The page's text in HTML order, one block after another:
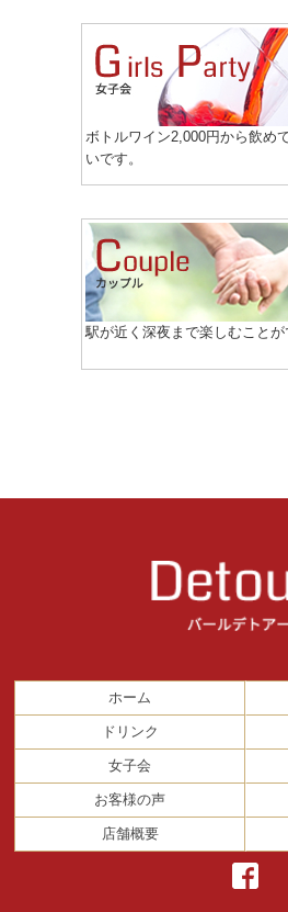
ボトルワイン2,000円から飲め
いです。
駅が近く深夜まで楽しむことが
ホーム
ドリンク
女子会
お客様の声
店舗概要